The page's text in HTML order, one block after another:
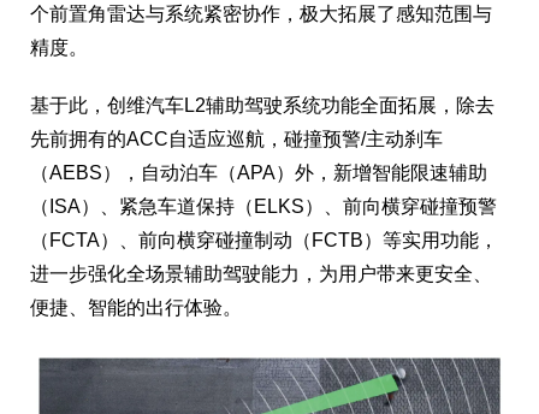
个前置角雷达与系统紧密协作，极大拓展了感知范围与
精度。
基于此，创维汽车L2辅助驾驶系统功能全面拓展，除去
先前拥有的ACC自适应巡航，碰撞预警/主动刹车
（AEBS），自动泊车（APA）外，新增智能限速辅助
（ISA）、紧急车道保持（ELKS）、前向横穿碰撞预警
（FCTA）、前向横穿碰撞制动（FCTB）等实用功能，
进一步强化全场景辅助驾驶能力，为用户带来更安全、
便捷、智能的出行体验。